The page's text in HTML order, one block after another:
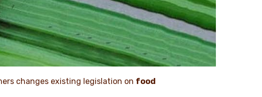
changes existing legislation on food